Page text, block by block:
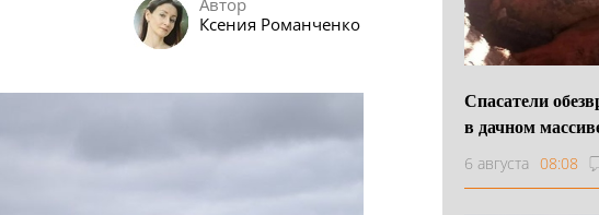
Автор
Ксения Романченко
Спасатели
в дачном
6 августа 08:08